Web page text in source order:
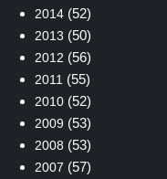
2014(52)
2013 (50)
2012 (56)
2011 (55)
2010(52)
2009 (53)
2008 (53)
2007 (57)